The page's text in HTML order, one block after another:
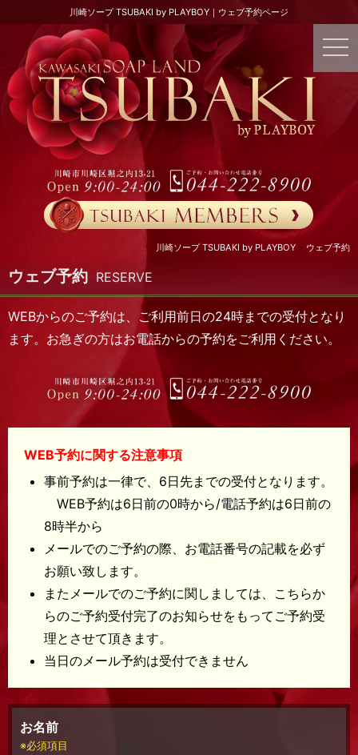
川崎ソープ TSUBAKI by PLAYBOY｜ウェブ予約ページ
川崎ソープ TSUBAKI by PLAYBOY ウェブ予約
ウェブ予約 RESERVE
WEBからのご予約は、ご利用前日の24時までの受付となり
ます。お急ぎの方はお電話からの予約をご利用ください。
WEB予約に関する注意事項
事前予約は一律で、6日先までの受付となります。
WEB予約は6日前の0時から/電話予約は6日前の
8時半から
メールでのご予約の際、お電話番号の記載を必ず
お願い致します。
またメールでのご予約に関しましては、こちらか
らのご予約受付完了のお知らせをもってご予約受
理とさせて頂きます。
当日のメール予約は受付できません
お名前
必須項目